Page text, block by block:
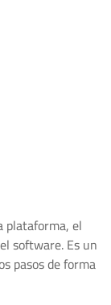
plataforma, el
software. Es un
pasos de forma